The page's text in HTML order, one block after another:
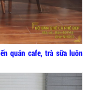
quán cafe, trà sữa luôn